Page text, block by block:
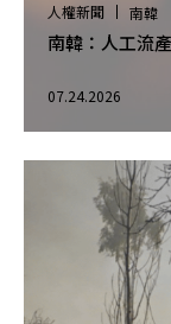
人權新聞 南韓
南韓：人工流
07.24.2026